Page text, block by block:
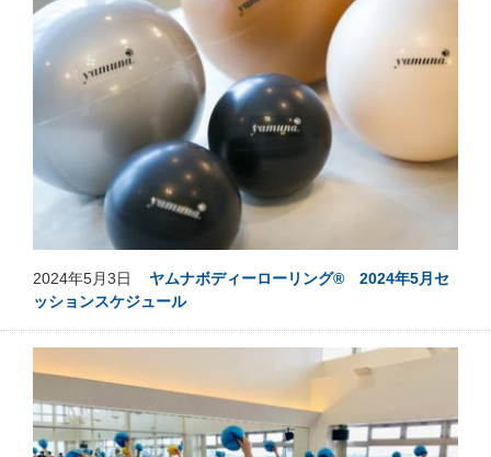
2024年5月3日 ヤムナボディーローリング® 2024年5月セ
ッションスケジュール